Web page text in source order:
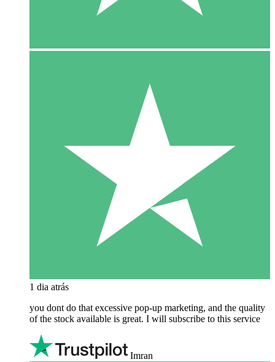
1 dia atrás
you dont do that excessive pop-up marketing, and the quality
of the stock available is great. I will subscribe to this service
Imran